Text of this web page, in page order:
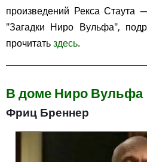
произведений Рекса Стаута
"Загадки Ниро Вульфа",
прочитатьздесь.
В доме Ниро Вульфа
Фриц Бреннер